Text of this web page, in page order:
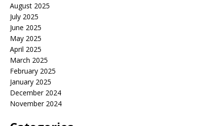
August 2025
July 2025
June 2025
May 2025
April 2025
March 2025
February 2025
January 2025
December 2024
November 2024